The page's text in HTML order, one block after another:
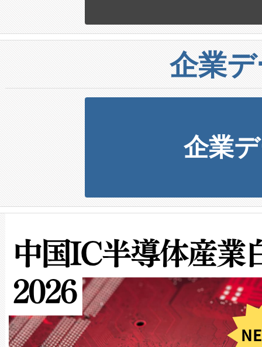
企業
企業